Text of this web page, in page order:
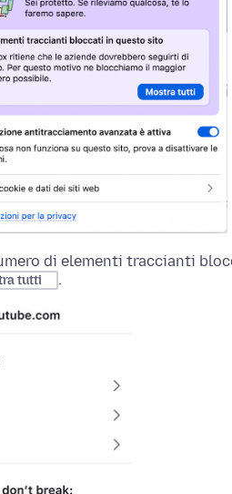
di elementi traccianti
tutti .